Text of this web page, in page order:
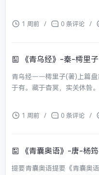
1 周前 / 0 条评论 /
《青乌经》-秦-樗里子
青乌经——樗里子(著)上篇盘
于有。藏于杳冥，实关休咎
1 周前 / 0 条评论 /
《青囊奥语》-唐-杨
提要青囊奥语提要《青囊奥